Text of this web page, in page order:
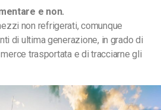
e non.
non refrigerati, comunque
di ultima generazione, in grado di
trasportata e di tracciarne gli